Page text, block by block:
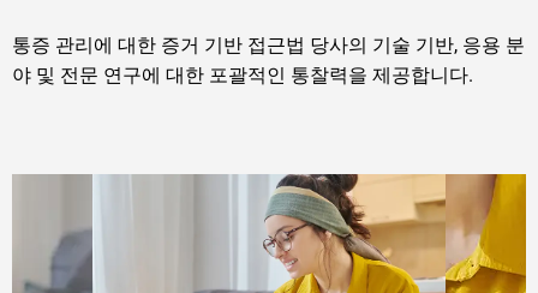
통증 관리에 대한 증거 기반 접근법 당사의 기술 기반, 응용 분
야 및 전문 연구에 대한 포괄적인 통찰력을 제공합니다.